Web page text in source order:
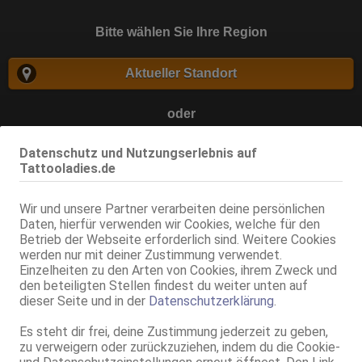
Datenschutz und Nutzungserlebnis auf
Tattooladies.de
Wir und unsere Partner verarbeiten deine persönlichen
Daten, hierfür verwenden wir Cookies, welche für den
Betrieb der Webseite erforderlich sind. Weitere Cookies
werden nur mit deiner Zustimmung verwendet.
Einzelheiten zu den Arten von Cookies, ihrem Zweck und
den beteiligten Stellen findest du weiter unten auf
dieser Seite und in der Datenschutzerklärung
Es steht dir frei, deine Zustimmung jederzeit zu geben,
zu verweigern oder zurückzuziehen, indem du die Cookie-
Bitte wählen Sie Ihre Region
Aktueller Standort
oder
Zurück